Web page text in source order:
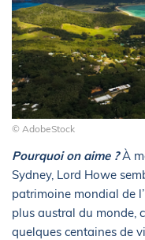
© AdobeStock
Pourquoi on aime ?À
Sydney, Lord Howe
patrimoine mondial de
plus austral du monde,
quelques centaines de